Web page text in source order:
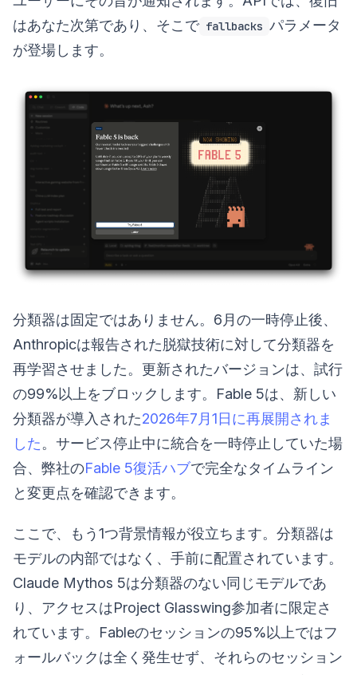
はあなた次第であり、そこで fallbacks パラメータ
が登場します。
分類器は固定ではありません。6月の一時停止後、
Anthropicは報告された脱獄技術に対して分類器を
再学習させました。更新されたバージョンは、試行
の99%以上をブロックします。Fable 5は、新しい
分類器が導入された2026年7月1日に再展開されま
した。サービス停止中に統合を一時停止していた場
合、弊社のFable 5復活ハブで完全なタイムライン
と変更点を確認できます。
ここで、もう1つ背景情報が役立ちます。分類器は
モデルの内部ではなく、手前に配置されています。
Claude Mythos 5は分類器のない同じモデルであ
り、アクセスはProject Glasswing参加者に限定さ
れています。Fableのセッションの95%以上ではフ
ォールバックは全く発生せず、それらのセッション